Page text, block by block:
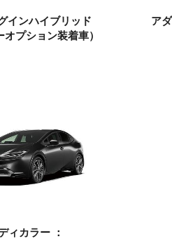
インハイブリッド
オプション装着車）
ア
ィカラー ：